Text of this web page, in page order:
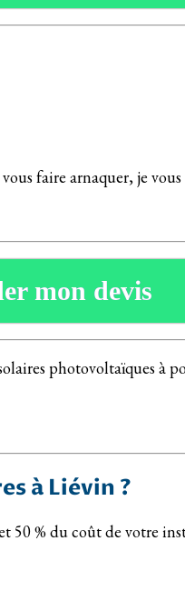
faire arnaquer, je
mon devis
photovoltaïques à
à Liévin ?
50 % du coût de votre